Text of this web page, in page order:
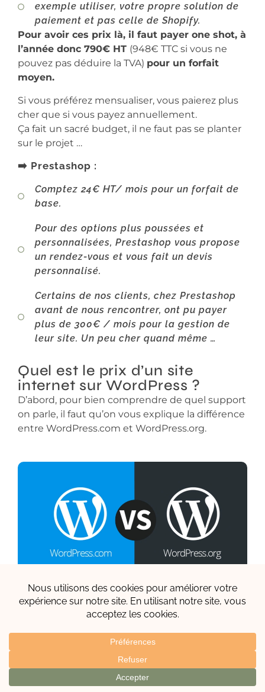
exemple utiliser, votre propre solution de
paiement et pas celle de Shopify.
Pour avoir ces prix là, il faut payer one shot, à
l’année donc 790€ HT (948€ TTC si vous ne
pouvez pas déduire la TVA) pour un forfait
moyen.
Si vous préférez mensualiser, vous paierez plus
cher que si vous payez annuellement.
Ça fait un sacré budget, il ne faut pas se planter
sur le projet …
➡️ Prestashop :
Comptez 24€ HT/ mois pour un forfait de
base.
Pour des options plus poussées et
personnalisées, Prestashop vous propose
un rendez-vous et vous fait un devis
personnalisé.
Certains de nos clients, chez Prestashop
avant de nous rencontrer, ont pu payer
plus de 300€ / mois pour la gestion de
leur site. Un peu cher quand même …
Quel est le prix d’un site
internet sur WordPress ?
D’abord, pour bien comprendre de quel support
on parle, il faut qu’on vous explique la différence
entre WordPress.com et WordPress.org.
QUELLE EST LA DIFFÉRENCE ENTRE
WORDPRESS.COM ET WORDPRESS.ORG ?
Les deux outils ont été créé par la même boite,
Jusqu’ici tout va bien …